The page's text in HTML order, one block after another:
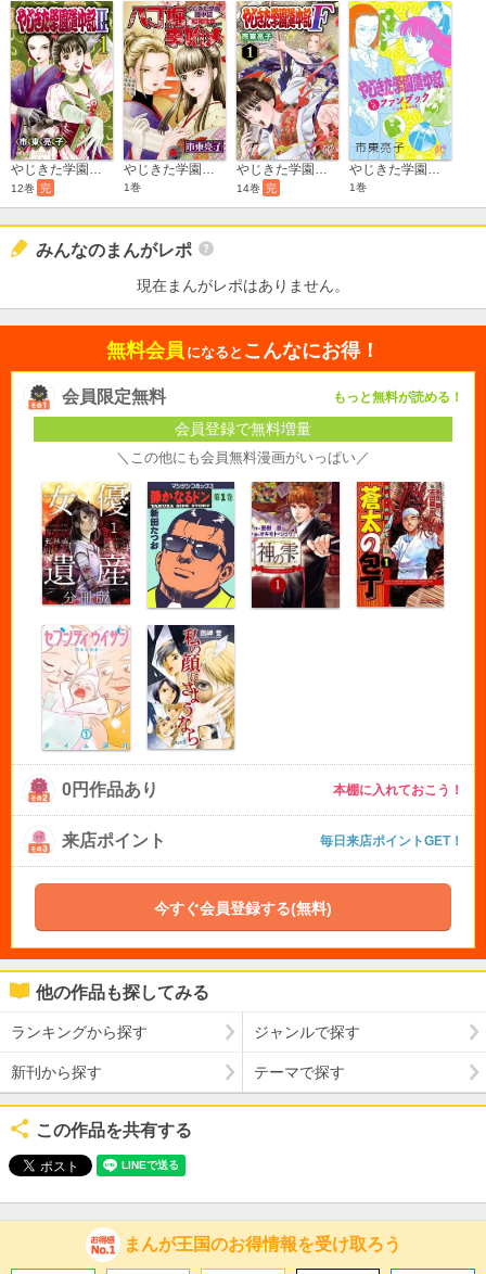
12巻 完 1巻 14巻 完 1巻
みんなのまんがレポ
現在まんがレポはありません。
無料会員 になると こんなにお得！
会員限定無料 もっと無料が読める！
会員登録で無料増量
＼この他にも会員無料漫画がいっぱい／
0円作品あり 本棚に入れておこう！
来店ポイント 毎日来店ポイントGET！
今すぐ会員登録する(無料)
他の作品も探してみる
ランキングから探す ジャンルで探す
新刊から探す テーマで探す
この作品を共有する
まんが王国のお得情報を受け取ろう